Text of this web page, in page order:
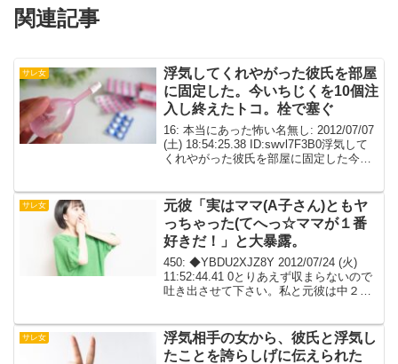
関連記事
サレ女
浮気してくれやがった彼氏を部屋
に固定した。今いちじくを10個注
入し終えたトコ。栓で塞ぐ
16: 本当にあった怖い名無し: 2012/07/07
(土) 18:54:25.38 ID:swvl7F3B0浮気して
くれやがった彼氏を部屋に固定した今い
仕返すまで...
サレ女
元彼「実はママ(A子さん)ともヤ
っちゃった(てへっ☆ママが１番
好きだ！」と大暴露。
450: ◆YBDU2XJZ8Y 2012/07/24 (火)
11:52:44.41 0とりあえず収まらないので
吐き出させて下さい。私と元彼は中２の
するぐらい仲も良か...
サレ女
浮気相手の女から、彼氏と浮気し
たことを誇らしげに伝えられた